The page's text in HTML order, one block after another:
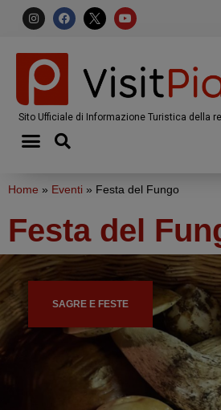
Sito Ufficiale di Informazione Turistica della
Home » Eventi » Festa del Fungo
Festa del
SAGRE E FESTE